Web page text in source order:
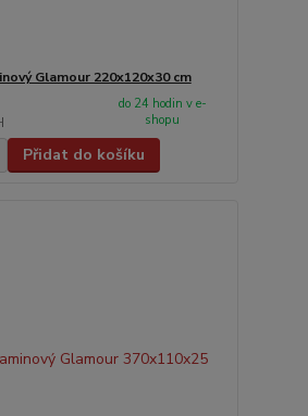
Glamour 220x120x30 cm
do 24 hodin v e-
shopu
Přidat do košíku